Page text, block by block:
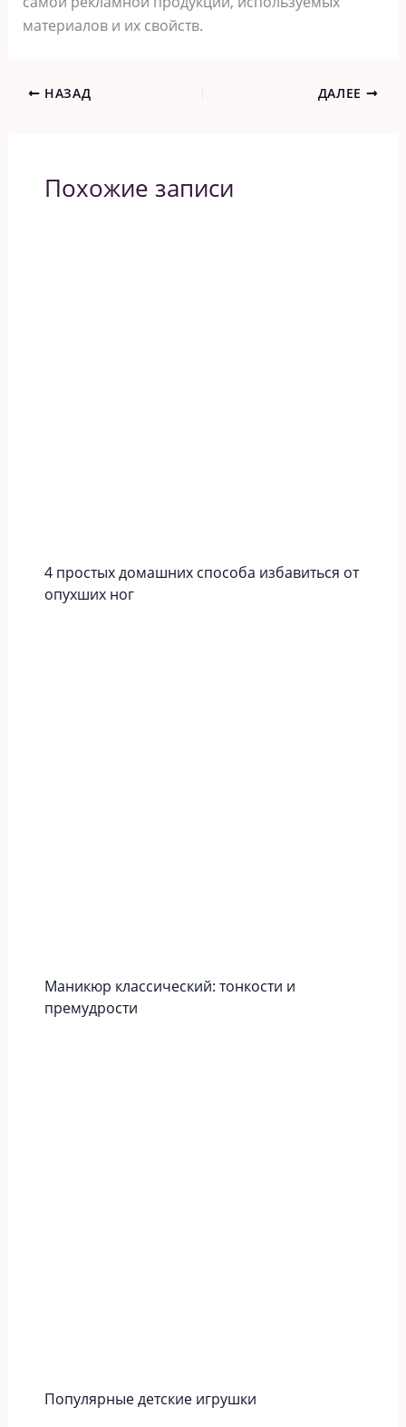
материалов и их свойств.
НАЗАД ДАЛЕЕ
Похожие записи
4 простых домашних способа избавиться от
опухших ног
Маникюр классический: тонкости и
премудрости
Популярные детские игрушки